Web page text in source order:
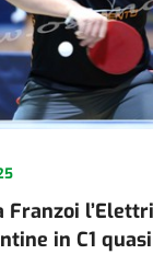
Franzoi
in C1